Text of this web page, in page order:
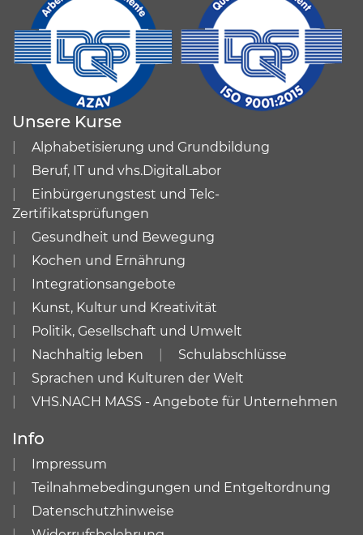
Unsere Kurse
Alphabetisierung und Grundbildung
Beruf, IT und vhs.DigitalLabor
Einbürgerungstest und Telc-
Zertifikatsprüfungen
Gesundheit und Bewegung
Kochen und Ernährung
Integrationsangebote
Kunst, Kultur und Kreativität
Politik, Gesellschaft und Umwelt
Nachhaltig leben
Schulabschlüsse
Sprachen und Kulturen der Welt
VHS.NACH MASS - Angebote für Unternehmen
Info
Impressum
Teilnahmebedingungen und Entgeltordnung
Datenschutzhinweise